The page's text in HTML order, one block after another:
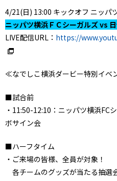
4/21(日) 13:00 キックオフ ニッパ
ニッパツ横浜ＦＣシーガルズ vs
LIVE配信URL： https://
≪なでしこ横浜ダービー特別イベ
■試合前
・11:50-12:10：ニッパツ横浜FC
ボサイン会
■ハーフタイム
・ご来場の皆様、全員が対象！
各チームのグッズが当たる抽選